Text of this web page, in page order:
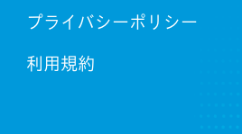
プライバシーポリシー
利用規約